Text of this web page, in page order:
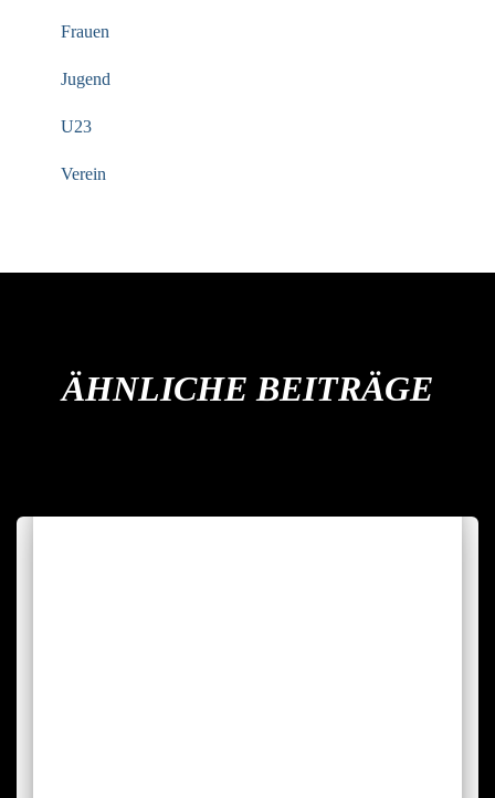
Frauen
Jugend
U23
Verein
ÄHNLICHE BEITRÄGE